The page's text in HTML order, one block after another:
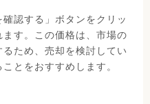
認する」ボタンをクリッ
す。この価格は、市場の
ため、売却を検討してい
とをおすすめします。